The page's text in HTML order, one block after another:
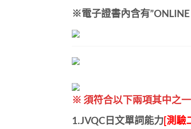
※電子證書內含有”ONLINE
※ 須符合以下兩項其中之一
1.JVQC日文單詞能力[測驗